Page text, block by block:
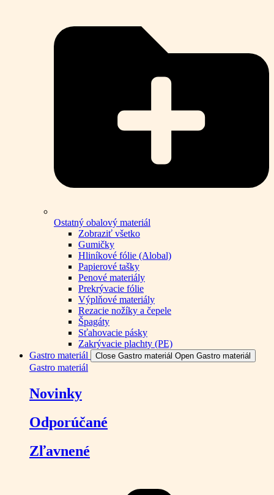
Ostatný obalový materiál
Zobraziť všetko
Gumičky
Hliníkové fólie (Alobal)
Papierové tašky
Penové materiály
Prekrývacie fólie
Výplňové materiály
Rezacie nožíky a čepele
Špagáty
Sťahovacie pásky
Zakrývacie plachty (PE)
Gastro materiál
Close Gastro materiál Open Gastro materiál
Gastro materiál
Novinky
Odporúčané
Zľavnené